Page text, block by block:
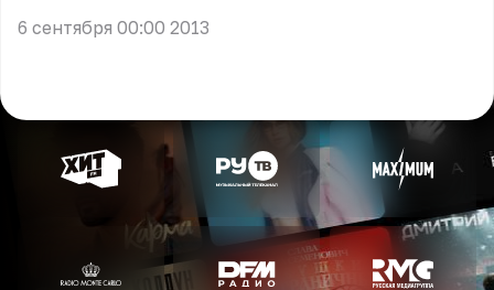
6 сентября 00:00 2013